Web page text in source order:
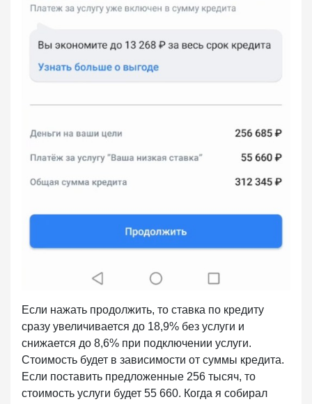
Если нажать продолжить, то ставка по кредиту
сразу увеличивается до 18,9% без услуги и
снижается до 8,6% при подключении услуги.
Стоимость будет в зависимости от суммы кредита.
Если поставить предложенные 256 тысяч, то
стоимость услуги будет 55 660. Когда я собирал